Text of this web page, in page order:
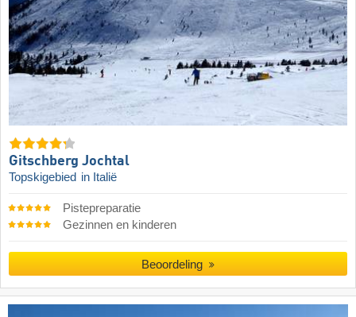
Gitschberg Jochtal
Topskigebied in Italië
Pistepreparatie
Gezinnen en kinderen
Beoordeling